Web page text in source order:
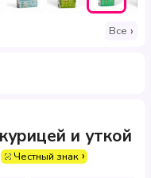
Все
и уткой
Честный знак